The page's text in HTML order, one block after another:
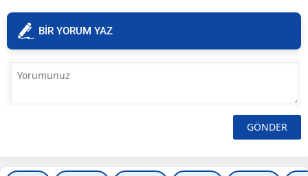
BİR YORUM YAZ